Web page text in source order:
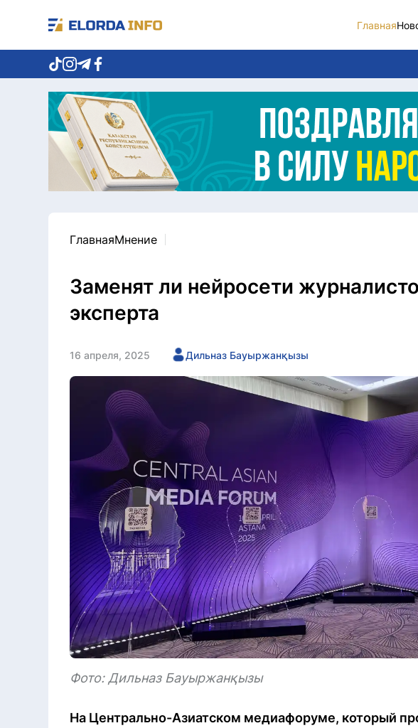
Главная
ГлавнаяМнение
Заменят ли нейросети
эксперта
16 апреля, 2025 Дильназ Бауыржанқызы
Фото: Дильназ Бауыржанқызы
На Центрально-Азиатском медиафоруме, который